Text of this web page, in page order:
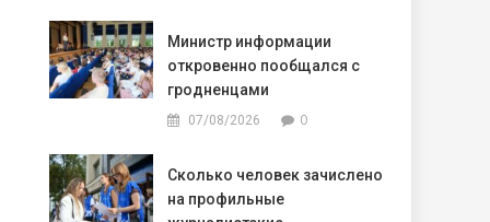
Министр информации
откровенно пообщался с
гродненцами
07/08/2026 0
Сколько человек зачислено
на профильные